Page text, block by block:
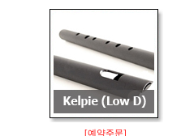
[예약주문]